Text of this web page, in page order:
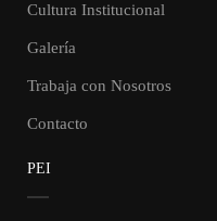
Cultura Institucional
Galería
Trabaja con Nosotros
Contacto
PEI